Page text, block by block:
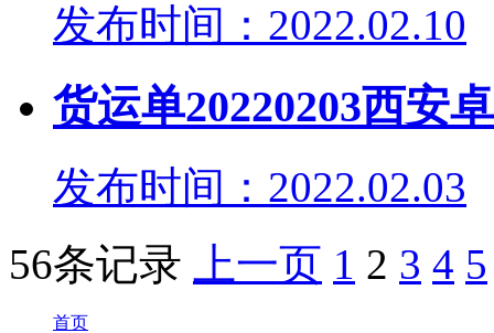
发布时间：2022.02.10
货运单20220203西安
发布时间：2022.02.03
56条记录
上一页 1 2 3 4 5
首页